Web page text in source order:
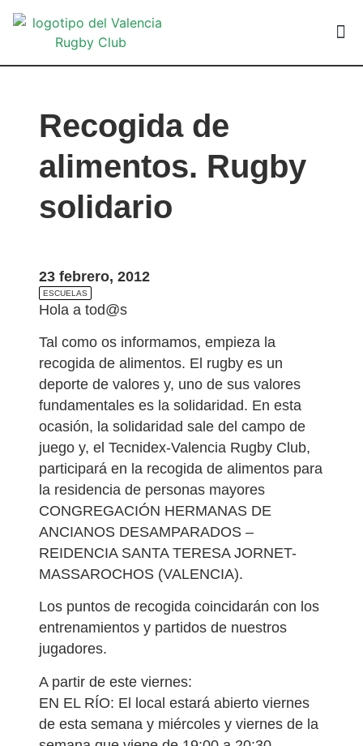
Recogida de
alimentos. Rugby
solidario
23 febrero, 2012
ESCUELAS
Hola a tod@s
Tal como os informamos, empieza la
recogida de alimentos. El rugby es un
deporte de valores y, uno de sus valores
fundamentales es la solidaridad. En esta
ocasión, la solidaridad sale del campo de
juego y, el Tecnidex-Valencia Rugby Club,
participará en la recogida de alimentos para
la residencia de personas mayores
CONGREGACIÓN HERMANAS DE
ANCIANOS DESAMPARADOS –
REIDENCIA SANTA TERESA JORNET-
MASSAROCHOS (VALENCIA).
Los puntos de recogida coincidarán con los
entrenamientos y partidos de nuestros
jugadores.
A partir de este viernes:
EN EL RÍO: El local estará abierto viernes
de esta semana y miércoles y viernes de la